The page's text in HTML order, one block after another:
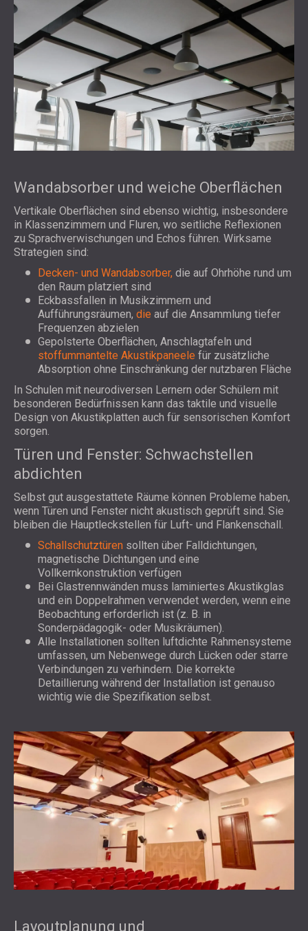
Wandabsorber und weiche Oberflächen
Vertikale Oberflächen sind ebenso wichtig, insbesondere
in Klassenzimmern und Fluren, wo seitliche Reflexionen
zu Sprachverwischungen und Echos führen. Wirksame
Strategien sind:
Decken- und Wandabsorber, die auf Ohrhöhe rund um
den Raum platziert sind
Eckbassfallen in Musikzimmern und
Aufführungsräumen, die auf die Ansammlung tiefer
Frequenzen abzielen
Gepolsterte Oberflächen, Anschlagtafeln und
stoffummantelte Akustikpaneele für zusätzliche
Absorption ohne Einschränkung der nutzbaren Fläche
In Schulen mit neurodiversen Lernern oder Schülern mit
besonderen Bedürfnissen kann das taktile und visuelle
Design von Akustikplatten auch für sensorischen Komfort
sorgen.
Türen und Fenster: Schwachstellen
abdichten
Selbst gut ausgestattete Räume können Probleme haben,
wenn Türen und Fenster nicht akustisch geprüft sind. Sie
bleiben die Hauptleckstellen für Luft- und Flankenschall.
Schallschutztüren sollten über Falldichtungen,
magnetische Dichtungen und eine
Vollkernkonstruktion verfügen
Bei Glastrennwänden muss laminiertes Akustikglas
und ein Doppelrahmen verwendet werden, wenn eine
Beobachtung erforderlich ist (z. B. in
Sonderpädagogik- oder Musikräumen).
Alle Installationen sollten luftdichte Rahmensysteme
umfassen, um Nebenwege durch Lücken oder starre
Verbindungen zu verhindern. Die korrekte
Detaillierung während der Installation ist genauso
wichtig wie die Spezifikation selbst.
Layoutplanung und